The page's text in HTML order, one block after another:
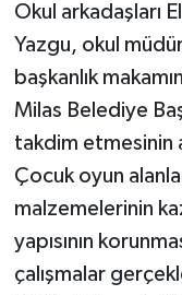
Okul arkadaşları
Yazgu, okul
başkanlık
Milas Belediye
takdim etmesinin
Çocuk oyun
malzemelerinin
yapısının
çalışmalar